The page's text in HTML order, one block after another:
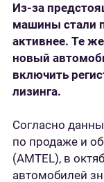
Из-за
машины стали
активнее. Те
новый
включить
лизинга.
Согласно
по продаже и
(AMTEL), в
автомобилей